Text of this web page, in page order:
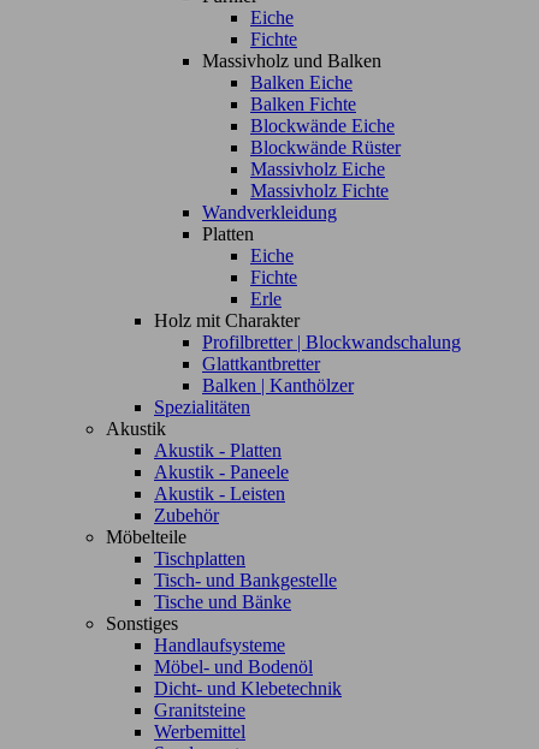
Eiche
Fichte
Massivholz und Balken
Balken Eiche
Balken Fichte
Blockwände Eiche
Blockwände Rüster
Massivholz Eiche
Massivholz Fichte
Wandverkleidung
Platten
Eiche
Fichte
Erle
Holz mit Charakter
Profilbretter | Blockwandschalung
Glattkantbretter
Balken | Kanthölzer
Spezialitäten
Akustik
Akustik - Platten
Akustik - Paneele
Akustik - Leisten
Zubehör
Möbelteile
Tischplatten
Tisch- und Bankgestelle
Tische und Bänke
Sonstiges
Handlaufsysteme
Möbel- und Bodenöl
Dicht- und Klebetechnik
Granitsteine
Werbemittel